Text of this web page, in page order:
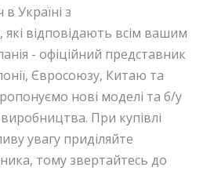
Україні з
відповідають всім вашим
- офіційний представник
Євросоюзу, Китаю та
нові моделі та б/у
При купівлі
увагу приділяйте
тому звертайтесь до